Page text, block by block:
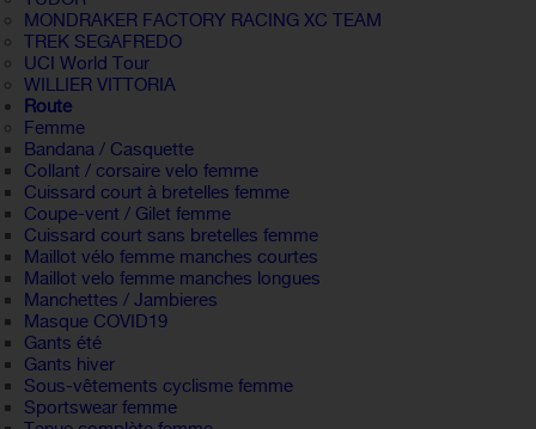
MONDRAKER FACTORY RACING XC TEAM
TREK SEGAFREDO
UCI World Tour
WILLIER VITTORIA
Route
Femme
Bandana / Casquette
Collant / corsaire velo femme
Cuissard court à bretelles femme
Coupe-vent / Gilet femme
Cuissard court sans bretelles femme
Maillot vélo femme manches courtes
Maillot velo femme manches longues
Manchettes / Jambieres
Masque COVID19
Gants été
Gants hiver
Sous-vêtements cyclisme femme
Sportswear femme